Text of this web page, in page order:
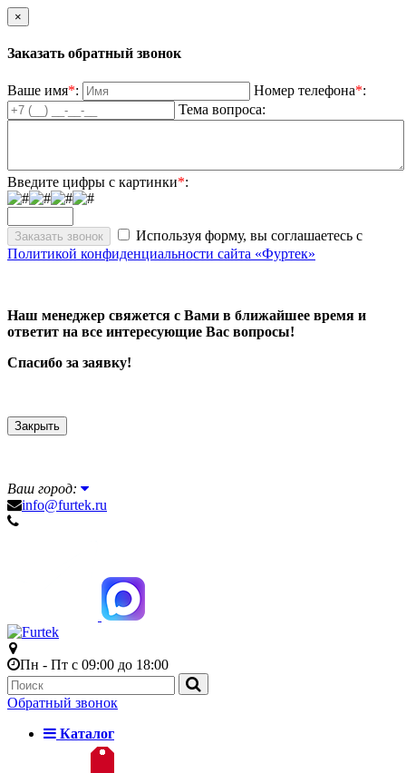
×
Заказать обратный звонок
Ваше имя*: Номер телефона*:
Тема вопроса:
Введите цифры с картинки*:
Используя форму, вы соглашаетесь с
Политикой конфиденциальности сайта «Фуртек»
Наш менеджер свяжется с Вами в ближайшее время и
ответит на все интересующие Вас вопросы!
Спасибо за заявку!
Закрыть
Ваш город:
info@furtek.ru
Пн - Пт с 09:00 до 18:00
Обратный звонок
Каталог